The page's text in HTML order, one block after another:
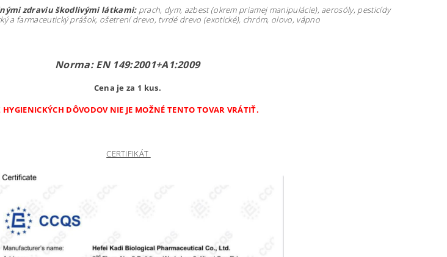
zdraviu škodlivými látkami: prach, dym, azbest (okrem priamej manipulácie), aerosóly, pesticídy
a farmaceutický prášok, ošetrení drevo, tvrdé drevo (exotické), chróm, olovo, vápno
Norma: EN 149:2001+A1:2009
Cena je za 1 kus.
HYGIENICKÝCH DÔVODOV NIE JE MOŽNÉ TENTO TOVAR VRÁTIŤ.
CERTIFIKÁT